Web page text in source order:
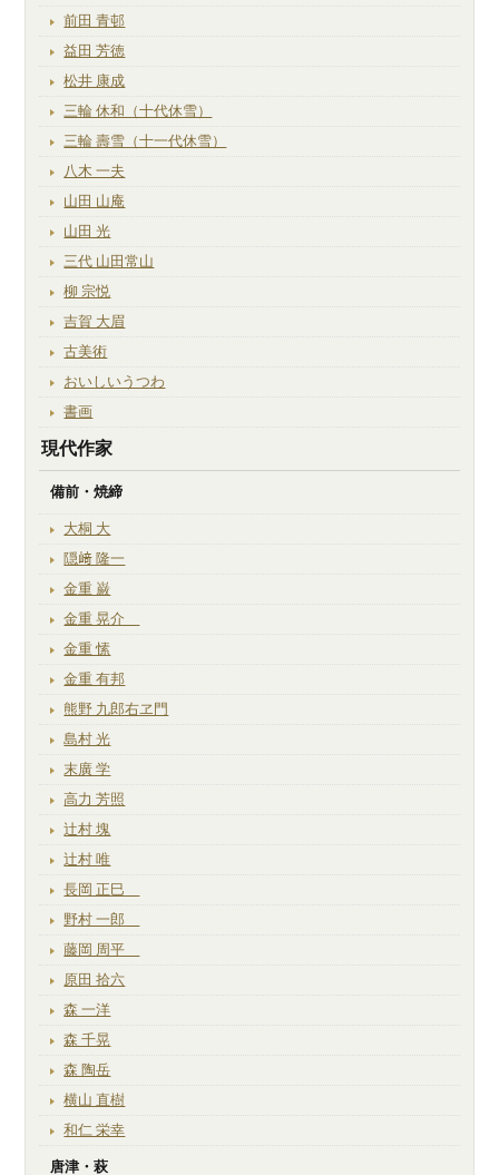
前田 青邨
益田 芳徳
松井 康成
三輪 休和（十代休雪）
三輪 壽雪（十一代休雪）
八木 一夫
山田 山庵
山田 光
三代 山田常山
柳 宗悦
吉賀 大眉
古美術
おいしいうつわ
書画
現代作家
備前・焼締
大桐 大
隠﨑 隆一
金重 巌
金重 晃介
金重 愫
金重 有邦
熊野 九郎右ヱ門
島村 光
末廣 学
高力 芳照
辻村 塊
辻村 唯
長岡 正巳
野村 一郎
藤岡 周平
原田 拾六
森 一洋
森 千晃
森 陶岳
横山 直樹
和仁 栄幸
唐津・萩